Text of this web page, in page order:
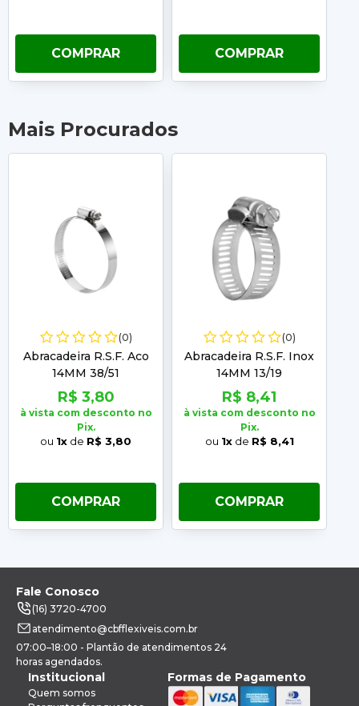
COMPRAR COMPRAR
Mais Procurados
(0)
Abracadeira R.S.F. Aco
14MM 38/51
R$ 3,80
à vista com desconto no
Pix.
ou 1x de R$ 3,80
COMPRAR
(0)
Abracadeira R.S.F. Inox
14MM 13/19
R$ 8,41
à vista com desconto no
Pix.
ou 1xde R$ 8,41
COMPRAR
Fale Conosco
(16) 3720-4700
atendimento@cbfflexiveis.com.br
07:00–18:00 - Plantão de atendimentos 24
horas agendados.
Institucional
Quem somos
Formas de Pagamento